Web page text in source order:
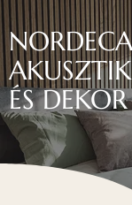
NORDECA
ÉS